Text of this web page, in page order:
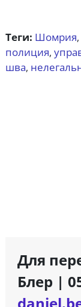
Теги: Шомрия,
полиция,
шва,
Для
Блер |